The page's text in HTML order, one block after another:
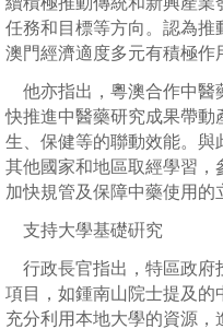
任務和目標等方向。認為
澳門經濟適度多元有積極作
他亦指出，粵澳合作中醫
快推進中醫藥研究成果帶動
生、保健等的聯動效能。
其他國家和地區取經學習
加快規管及保障中藥使用的
支持大學基礎硏究
行政長官指出，特區政府
項目，如鍾南山院士提及
充分利用本地大學的資源